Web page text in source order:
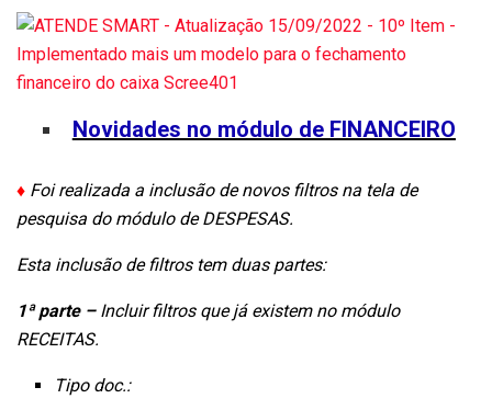
Novidades no módulo de FINANCEIRO
♦ Foi realizada a inclusão de novos filtros na tela de
pesquisa do módulo de DESPESAS.
Esta inclusão de filtros tem duas partes:
1ª parte – Incluir filtros que já existem no módulo
RECEITAS.
Tipo doc.: